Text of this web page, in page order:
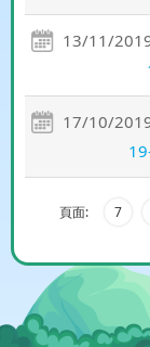
13/11/
17/10/
頁面: 7